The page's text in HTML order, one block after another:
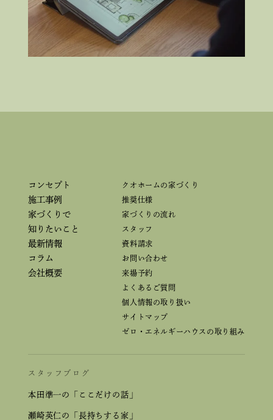
コンセプト
施工事例
家づくりで
知りたいこと
最新情報
コラム
会社概要
クオホームの家づくり
推奨仕様
家づくりの流れ
スタッフ
資料請求
お問い合わせ
来場予約
よくあるご質問
個人情報の取り扱い
サイトマップ
ゼロ・エネルギーハウスの取り組み
スタッフブログ
本田準一の「ここだけの話」
瀬崎英仁の「長持ちする家」